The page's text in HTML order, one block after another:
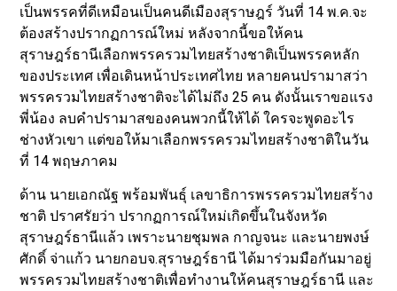
เป็นพรรคที่ดีเหมือนเป็นคนดีเมืองสุราษฎร์ วันที่ 14 พ.ค.จะ
ต้องสร้างปรากฏการณ์ใหม่ หลังจากนี้ขอให้คน
สุราษฎร์ธานีเลือกพรรครวมไทยสร้างชาติเป็นพรรคหลัก
ของประเทศ เพื่อเดินหน้าประเทศไทย หลายคนปรามาสว่า
พรรครวมไทยสร้างชาติจะได้ไม่ถึง 25 คน ดังนั้นเราขอแรง
พี่น้อง ลบคำปรามาสของคนพวกนี้ให้ได้ ใครจะพูดอะไร
ช่างหัวเขา แต่ขอให้มาเลือกพรรครวมไทยสร้างชาติในวัน
ที่ 14 พฤษภาคม
ด้าน นายเอกณัฐ พร้อมพันธุ์ เลขาธิการพรรครวมไทยสร้าง
ชาติ ปราศรัยว่า ปรากฏการณ์ใหม่เกิดขึ้นในจังหวัด
สุราษฎร์ธานีแล้ว เพราะนายชุมพล กาญจนะ และนายพงษ์
ศักดิ์ จ่าแก้ว นายกอบจ.สุราษฎร์ธานี ได้มาร่วมมือกันมาอยู่
พรรครวมไทยสร้างชาติเพื่อทำงานให้คนสุราษฎร์ธานี และ